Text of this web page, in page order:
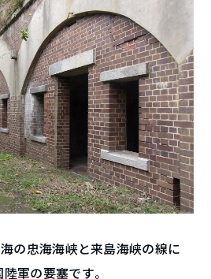
海の忠海海峡と来島海峡の線に
軍の要塞です。